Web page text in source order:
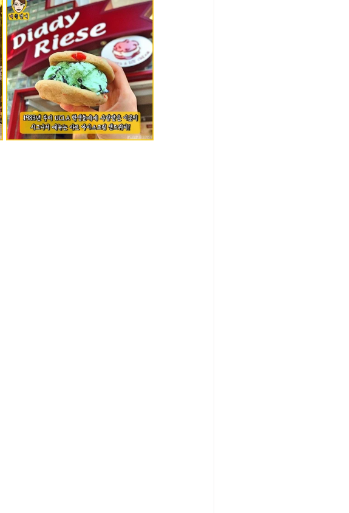
Bretton Woods-맛집/여행지
Calipatria-맛집/여행지
Cascade Locks-맛집/여행지